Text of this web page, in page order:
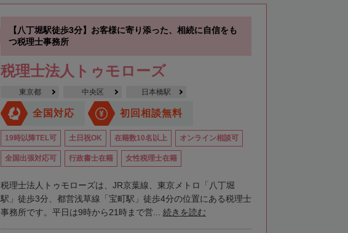
【八丁堀駅徒歩3分】お客様に寄り添った、相続に自信をも
つ税理士事務所
税理士法人トゥモローズ
東京都 中央区 日本橋駅
全国対応 初回相談無料
19時以降TEL可 土日祝OK 在籍数10名以上 オンライン相談可
全国出張対応可 行政書士在籍 女性税理士在籍
税理士法人トゥモローズは、JR京葉線、東京メトロ「八丁堀
駅」徒歩3分、都営浅草線「宝町駅」徒歩4分の位置にある税理士
事務所です。平日は9時から21時まで営... 続きを読む